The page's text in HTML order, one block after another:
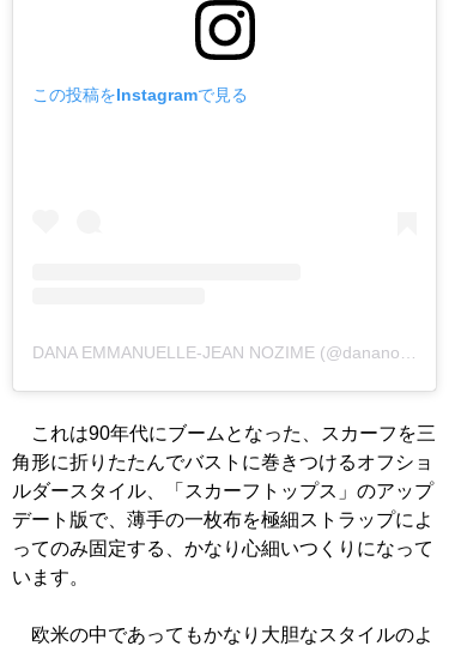
この投稿をInstagramで見る
これは90年代にブームとなった、スカーフを三
角形に折りたたんでバストに巻きつけるオフショ
ルダースタイル、「スカーフトップス」のアップ
デート版で、薄手の一枚布を極細ストラップによ
ってのみ固定する、かなり心細いつくりになって
います。
欧米の中であってもかなり大胆なスタイルのよ